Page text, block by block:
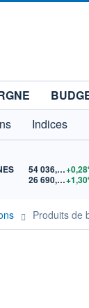
Indices
54 036,93
26 690,62
Produits de